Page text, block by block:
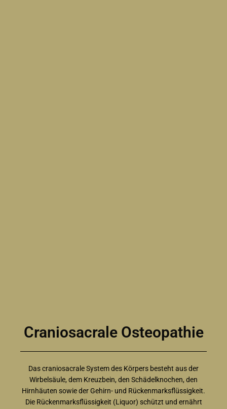
Craniosacrale Osteopathie
Das craniosacrale System des Körpers besteht aus der
Wirbelsäule, dem Kreuzbein, den Schädelknochen, den
Hirnhäuten sowie der Gehirn- und Rückenmarksflüssigkeit.
Die Rückenmarksflüssigkeit (Liquor) schützt und ernährt